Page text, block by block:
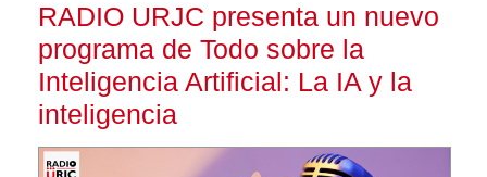
RADIO URJC presenta un nuevo
programa de Todo sobre la
Inteligencia Artificial: La IA y la
inteligencia